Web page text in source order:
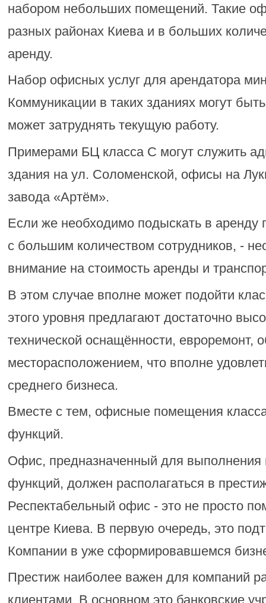
набором небольших помещений. Такие
разных районах Киева и в больших
аренду.
Набор офисных услуг для арендатора
Коммуникации в таких зданиях могут
может затруднять текущую работу.
Примерами БЦ класса С могут служить
здания на ул. Соломенской, офисы на
завода «Артём».
Если же необходимо подыскать в
с большим количеством сотрудников, -
внимание на стоимость аренды и
В этом случае вполне может подойти
этого уровня предлагают достаточно
технической оснащённости, евроремонт,
месторасположением, что вполне
среднего бизнеса.
Вместе с тем, офисные помещения
функций.
Офис, предназначенный для выполнения
функций, должен располагаться в
Респектабельный офис - это не просто
центре Киева. В первую очередь, это
Компании в уже сформировавшемся
Престиж наиболее важен для компаний
клиентами. В основном это банковские